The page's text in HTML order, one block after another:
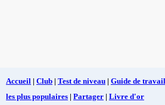
Accueil | Club | Test de niveau | Guide de travail
les plus populaires | Partager | Livre d'or